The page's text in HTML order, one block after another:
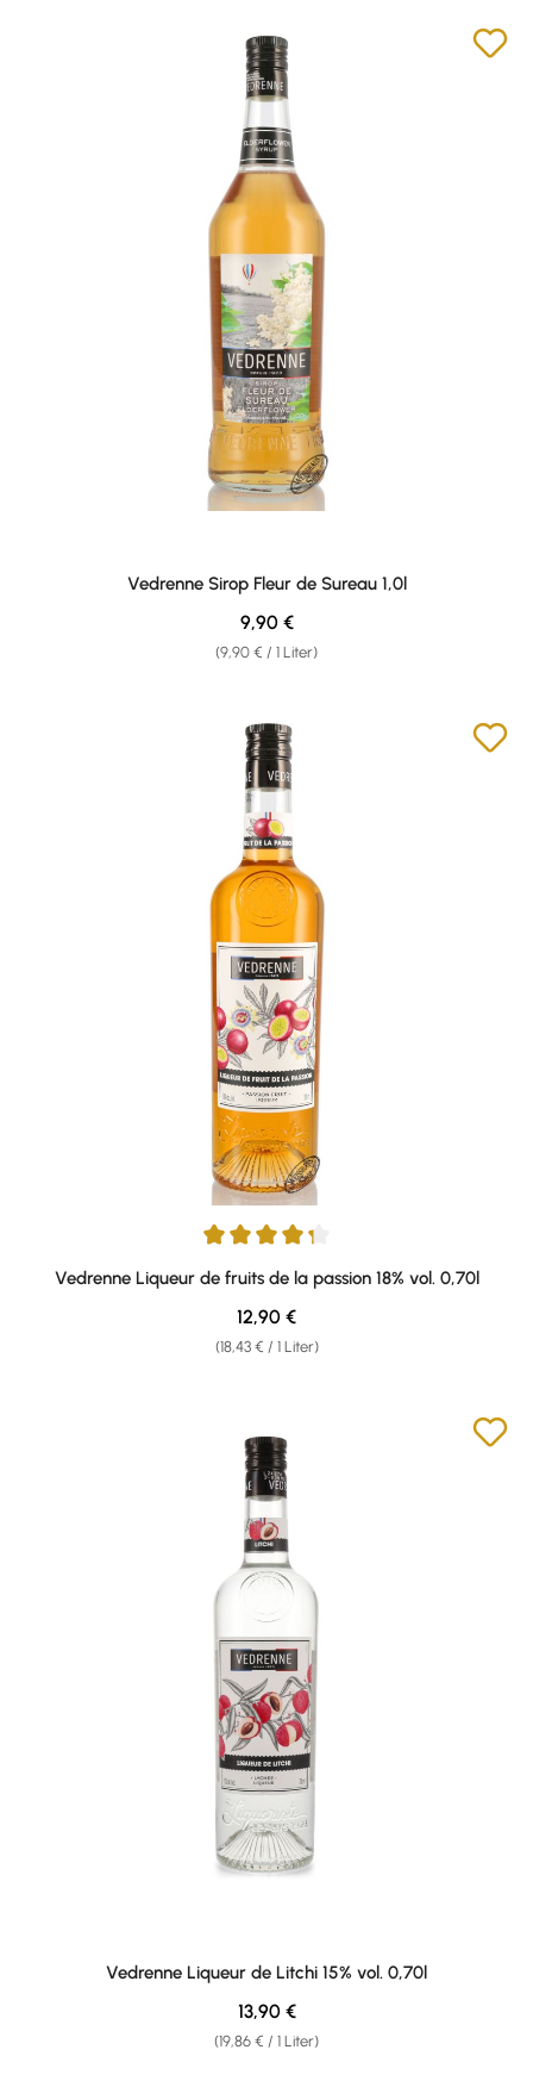
Vedrenne Sirop Fleur de Sureau 1,0l
(9,90 € / 1 Liter)
Regulärer Preis:
9,90 €
Durchschnittliche Bewertung von 4.33 von 5 Sternen
Vedrenne Liqueur de fruits de la passion 18% vol. 0,70l
(18,43 € / 1 Liter)
Regulärer Preis:
12,90 €
Vedrenne Liqueur de Litchi 15% vol. 0,70l
(19,86 € / 1 Liter)
Regulärer Preis:
13,90 €